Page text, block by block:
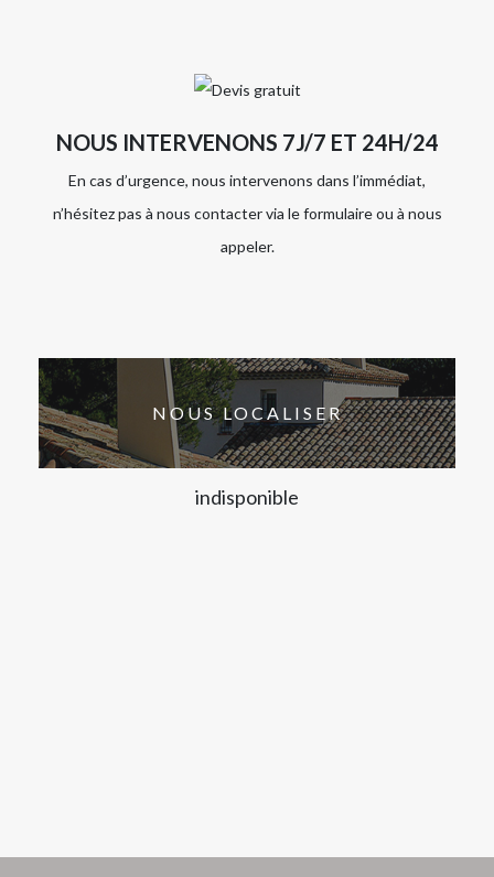
NOUS INTERVENONS 7J/7 ET 24H/24
En cas d’urgence, nous intervenons dans l’immédiat,
n’hésitez pas à nous contacter via le formulaire ou à nous
appeler.
NOUS LOCALISER
indisponible